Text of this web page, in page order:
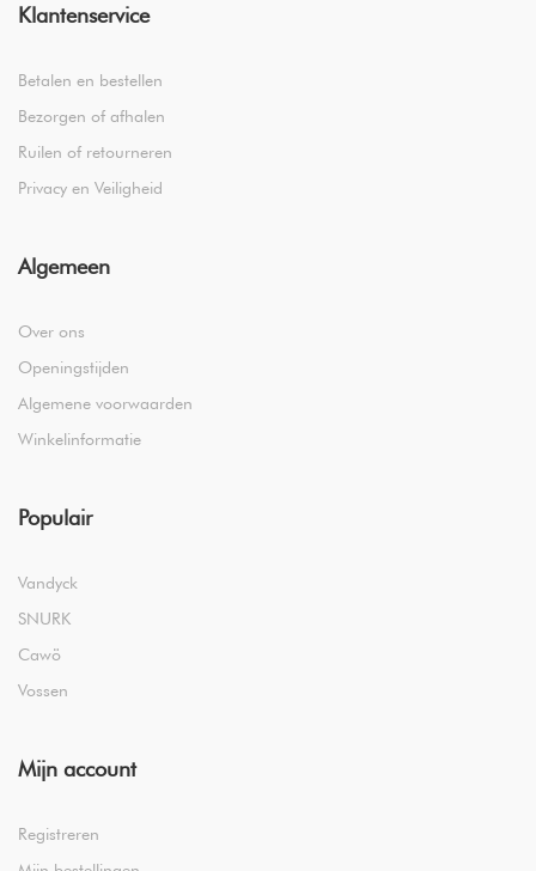
Klantenservice
Betalen en bestellen
Bezorgen of afhalen
Ruilen of retourneren
Privacy en Veiligheid
Algemeen
Over ons
Openingstijden
Algemene voorwaarden
Winkelinformatie
Populair
Vandyck
SNURK
Cawö
Vossen
Mijn account
Registreren